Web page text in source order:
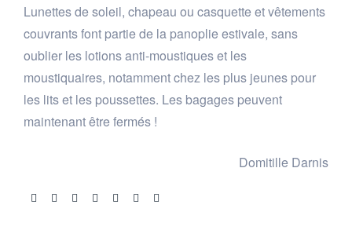
Lunettes de soleil, chapeau ou casquette et vêtements
couvrants font partie de la panoplie estivale, sans
oublier les lotions anti-moustiques et les
moustiquaires, notamment chez les plus jeunes pour
les lits et les poussettes. Les bagages peuvent
maintenant être fermés !
Domitille Darnis
Share: